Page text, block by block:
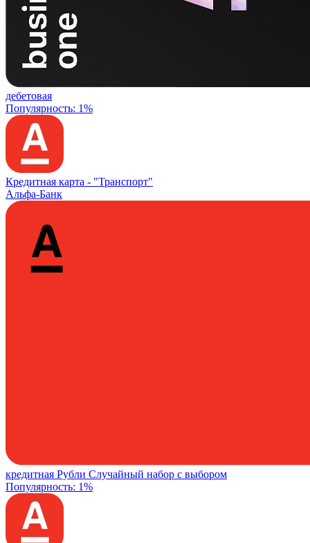
дебетовая
Популярность: 1%
Кредитная карта - "Транспорт"
Альфа-Банк
кредитная Рубли Случайный набор с выбором
Популярность: 1%